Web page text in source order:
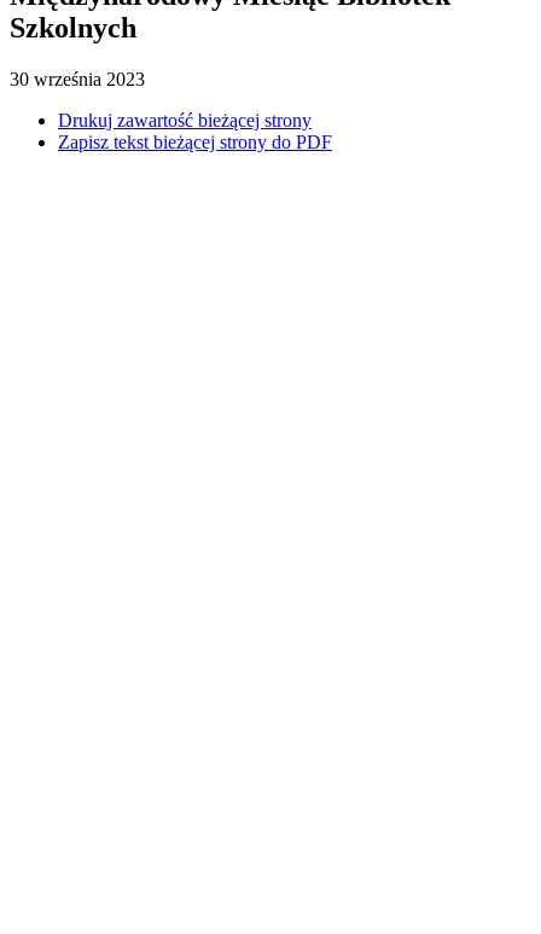
Szkolnych
30 września 2023
Drukuj zawartość bieżącej strony
Zapisz tekst bieżącej strony do PDF